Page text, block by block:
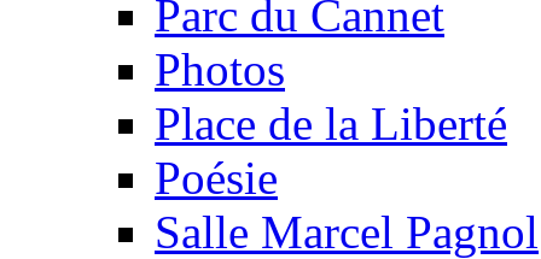
Parc du Cannet
Photos
Place de la Liberté
Poésie
Salle Marcel Pagnol